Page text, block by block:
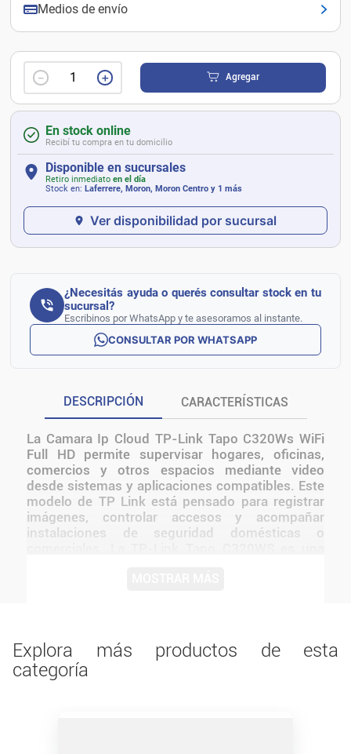
Medios de envío
＋
－ Agregar
En stock online
Recibí tu compra en tu domicilio
Disponible en sucursales
Retiro inmediato en el día
Stock en: Laferrere, Moron, Moron Centro y 1 más
Ver disponibilidad por sucursal
¿Necesitás ayuda o querés consultar stock en tu
sucursal?
Escribinos por WhatsApp y te asesoramos al instante.
CONSULTAR POR WHATSAPP
DESCRIPCIÓN CARACTERÍSTICAS
La Camara Ip Cloud TP-Link Tapo C320Ws WiFi
Full HD permite supervisar hogares, oficinas,
comercios y otros espacios mediante video
desde sistemas y aplicaciones compatibles. Este
modelo de TP Link está pensado para registrar
imágenes, controlar accesos y acompañar
instalaciones de seguridad domésticas o
Ethernet, audio bidireccional y protección IP66 ,
ofreciendo una solución práctica para vigilancia
desde la app Tapo
Explora más productos de esta
categoría